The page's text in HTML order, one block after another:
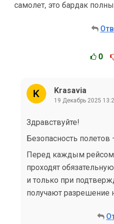
самолет, это бардак
0
Krasavia
19 Декабрь 2025
Здравствуйте!
Безопасность
Перед каждым
проходят
и только при
получают разрешение